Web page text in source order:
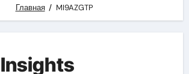
Главная MI9AZGTP